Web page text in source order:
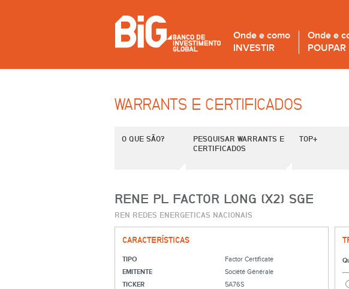
Onde e como
INVESTIR
Onde e
POUPAR
WARRANTS E CERTIFICADOS
O QUE SÃO?
PESQUISAR WARRANTS E
CERTIFICADOS
TOP+
RENE PL FACTOR LONG (X2) SGE
REN REDES ENERGETICAS NACIONAIS
CARACTERÍSTICAS
TIPO
Factor Certificate
EMITENTE
Société Générale
TICKER
5A76S